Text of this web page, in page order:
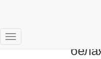
Переключить